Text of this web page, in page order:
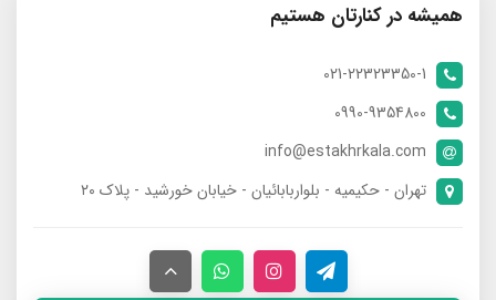
همیشه در کنارتان هستیم
021-22323350-1
0990-9354800
info@estakhrkala.com
تهران - حکیمیه - بلواربابائیان - خیابان خورشید - پلاک ۲۰